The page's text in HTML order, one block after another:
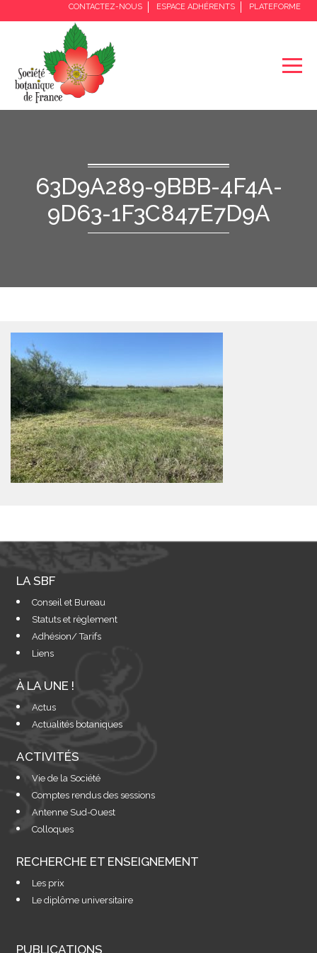
CONTACTEZ-NOUS ESPACE ADHÉRENTS PLATEFORME
63D9A289-9BBB-4F4A-
9D63-1F3C847E7D9A
LA SBF
Conseil et Bureau
Statuts et règlement
Adhésion/ Tarifs
Liens
À LA UNE !
Actus
Actualités botaniques
ACTIVITÉS
Vie de la Société
Comptes rendus des sessions
Antenne Sud-Ouest
Colloques
RECHERCHE ET ENSEIGNEMENT
Les prix
Le diplôme universitaire
PUBLICATIONS